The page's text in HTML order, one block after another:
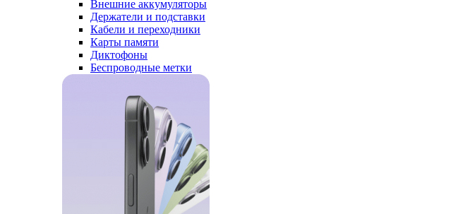
Внешние аккумуляторы
Держатели и подставки
Кабели и переходники
Карты памяти
Диктофоны
Беспроводные метки